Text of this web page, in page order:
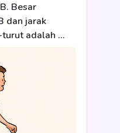
Besar
dan jarak
adalah …